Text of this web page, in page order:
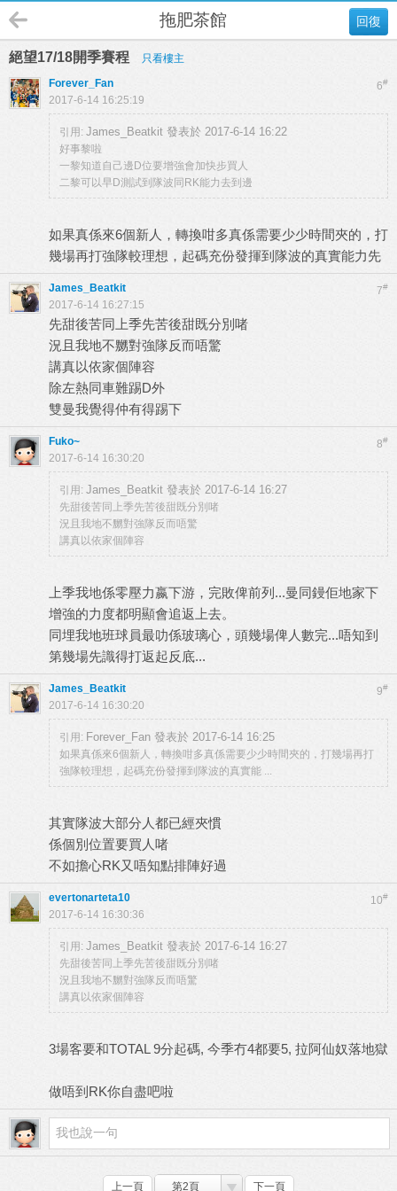
回復
拖肥茶館
絕望17/18開季賽程 只看樓主
6#
Forever_Fan
2017-6-14 16:25:19
引用: James_Beatkit 發表於 2017-6-14 16:22
好事黎啦
一黎知道自己邊D位要增強會加快步買人
二黎可以早D測試到隊波同RK能力去到邊
如果真係來6個新人，轉換咁多真係需要少少時間夾的，打
幾場再打強隊較理想，起碼充份發揮到隊波的真實能力先
7#
James_Beatkit
2017-6-14 16:27:15
先甜後苦同上季先苦後甜既分別啫
況且我地不嬲對強隊反而唔驚
講真以依家個陣容
除左熱同車難踢D外
雙曼我覺得仲有得踢下
8#
Fuko~
2017-6-14 16:30:20
引用: James_Beatkit 發表於 2017-6-14 16:27
先甜後苦同上季先苦後甜既分別啫
況且我地不嬲對強隊反而唔驚
講真以依家個陣容
上季我地係零壓力嬴下游，完敗俾前列...曼同鏝佢地家下
增強的力度都明顯會追返上去。
同埋我地班球員最叻係玻璃心，頭幾場俾人數完...唔知到
第幾場先識得打返起反底...
9#
James_Beatkit
2017-6-14 16:30:20
引用: Forever_Fan 發表於 2017-6-14 16:25
如果真係來6個新人，轉換咁多真係需要少少時間夾的，打幾場再打
強隊較理想，起碼充份發揮到隊波的真實能 ...
其實隊波大部分人都已經夾慣
係個別位置要買人啫
不如擔心RK又唔知點排陣好過
10#
evertonarteta10
2017-6-14 16:30:36
引用: James_Beatkit 發表於 2017-6-14 16:27
先甜後苦同上季先苦後甜既分別啫
況且我地不嬲對強隊反而唔驚
講真以依家個陣容
3場客要和TOTAL 9分起碼, 今季冇4都要5, 拉阿仙奴落地獄
做唔到RK你自盡吧啦
上一頁 第2頁 下一頁